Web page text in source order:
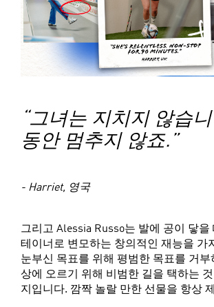
“그녀는 지치지 않습
동안 멈추지 않죠.”
- Harriet, 영국
그리고 Alessia Russo는 발에 공이 닿을
테이너로 변모하는 창의적인 재능을 가
눈부신 목표를 위해 평범한 목표를 거부
상에 오르기 위해 비범한 길을 택하는
지입니다. 깜짝 놀랄 만한 선물을 항상